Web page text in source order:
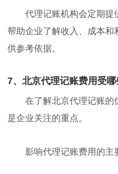
代理记账机构会定期提
帮助企业了解收入、成本和
供参考依据。
7、北京代理记账费用受
在了解北京代理记账的
是企业关注的重点。
影响代理记账费用的主